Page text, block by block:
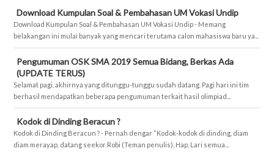
Download Kumpulan Soal & Pembahasan UM Vokasi Undip
Download Kumpulan Soal & Pembahasan UM Vokasi Undip - Memang
belakangan ini mulai banyak yang mencari terutama calon mahasiswa baru ya...
Pengumuman OSK SMA 2019 Semua Bidang, Berkas Ada
(UPDATE TERUS)
Selamat pagi, akhirnya yang ditunggu-tunggu sudah datang. Pagi hari ini tim
berhasil mendapatkan beberapa pengumuman terkait hasil olimpiad...
Kodok di Dinding Beracun ?
Kodok di Dinding Beracun ? - Pernah dengar “Kodok-kodok di dinding, diam
diam merayap, datang seekor Robi (Teman penulis), Hap, Lari semua...